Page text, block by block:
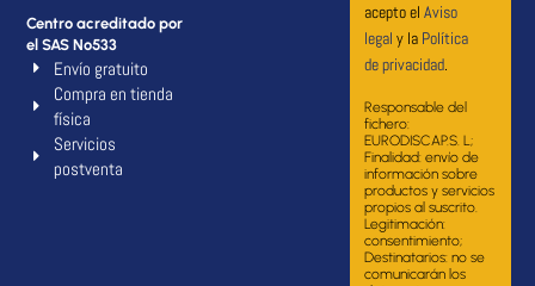
Centro acreditado por
el SAS Nº533
Envío gratuito
Compra en tienda
física
Servicios
postventa
acepto el Aviso
legal y la Política
de privacidad.
Responsable del
fichero:
EURODISCAP.S. L;
Finalidad: envío de
información sobre
productos y servicios
propios al suscrito.
Legitimación:
consentimiento;
Destinatarios: no se
comunicarán los